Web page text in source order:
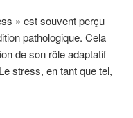
» est souvent perçu
pathologique. Cela
de son rôle adaptatif
stress, en tant que tel,